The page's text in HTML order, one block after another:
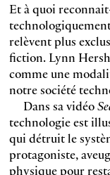
Et à quoi
relèvent plus
fiction. Lynn
comme une
notre société
Dans sa vidéo
technologie est
qui détruit le
protagoniste,
physique pour